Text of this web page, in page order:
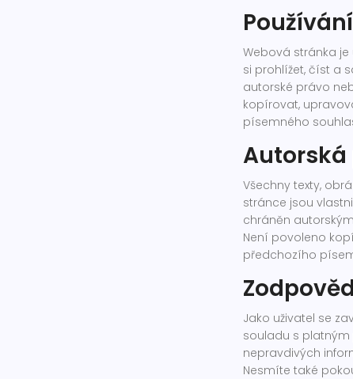
Webová stránka
si prohlížet, číst a
autorské právo
kopírovat,
písemného
Všechny texty,
stránce jsou
chráněn
Není povoleno
předchozího
Jako uživatel se
souladu s
nepravdivých
Nesmíte také